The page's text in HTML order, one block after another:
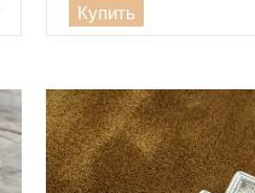
Купить